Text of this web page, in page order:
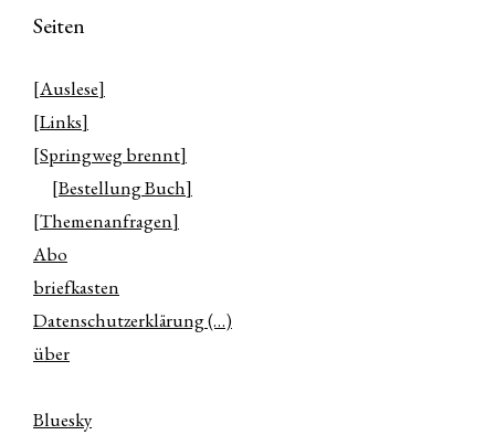
Seiten
[Auslese]
[Links]
[Springweg brennt]
[Bestellung Buch]
[Themenanfragen]
Abo
briefkasten
Datenschutzerklärung (…)
über
Bluesky